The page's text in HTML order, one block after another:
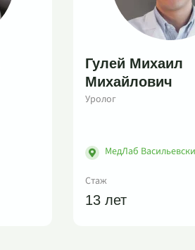
Гулей Михаил
Михайлович
Уролог
МедЛаб
Стаж
13 лет